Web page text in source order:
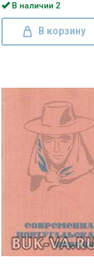
В наличии 2
В корзину